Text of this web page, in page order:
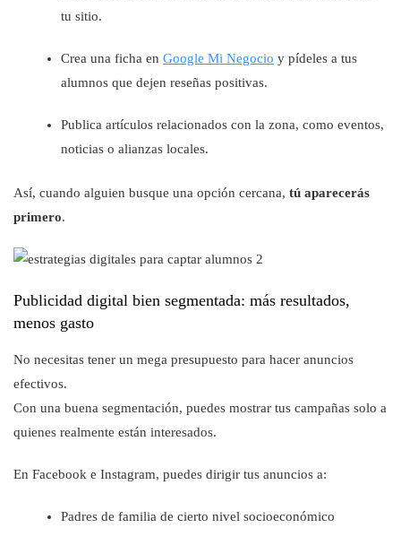
tu sitio.
Crea una ficha enGoogle Mi Negocio y pídeles a tus
alumnos que dejen reseñas positivas.
Publica artículos relacionados con la zona, como eventos,
noticias o alianzas locales.
Así, cuando alguien busque una opción cercana, tú aparecerás
primero.
Publicidad digital bien segmentada: más resultados,
menos gasto
No necesitas tener un mega presupuesto para hacer anuncios
efectivos.
Con una buena segmentación, puedes mostrar tus campañas solo a
quienes realmente están interesados.
En Facebook e Instagram, puedes dirigir tus anuncios a:
Padres de familia de cierto nivel socioeconómico